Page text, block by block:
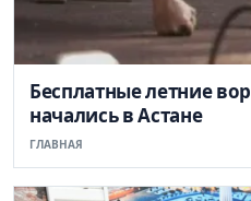
Бесплатные летние
начались в Астане
ГЛАВНАЯ